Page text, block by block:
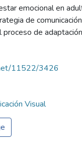
emocional en
de
proceso de
11522/3426
Visual